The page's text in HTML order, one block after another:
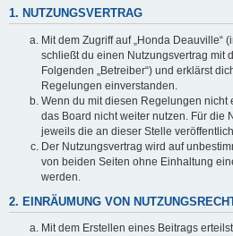
1. NUTZUNGSVERTRAG
Mit dem Zugriff auf „Honda Deauville“
schließt du einen Nutzungsvertrag mit
Folgenden „Betreiber“) und erklärst
Regelungen einverstanden.
Wenn du mit diesen Regelungen nicht
das Board nicht weiter nutzen. Für die
jeweils die an dieser Stelle
Der Nutzungsvertrag wird auf
von beiden Seiten ohne Einhaltung
werden.
2. EINRÄUMUNG VON
Mit dem Erstellen eines Beitrags